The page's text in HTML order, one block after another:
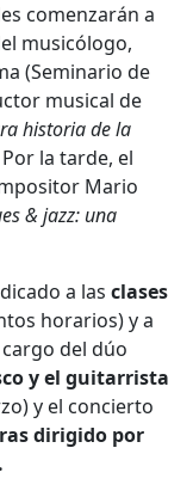
comenzarán a
musicólogo,
(Seminario de
musical de
historia de la
Por la tarde, el
Mario
& jazz: una
a las clases
horarios) y a
del dúo
y el guitarrista
y el concierto
dirigido por